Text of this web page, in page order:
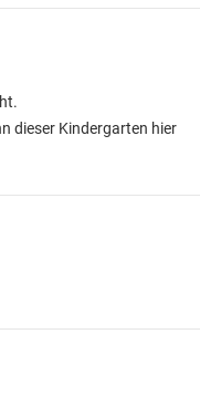
dieser Kindergarten hier